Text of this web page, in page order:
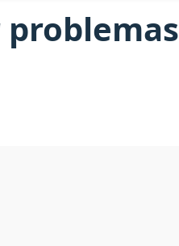
problemas